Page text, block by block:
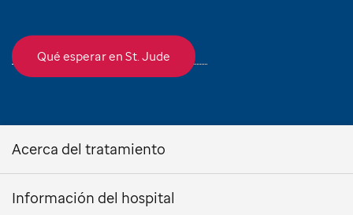
Qué esperar en St. Jude
Acerca del tratamiento
Información del hospital